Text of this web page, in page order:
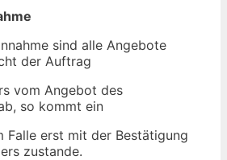
sind alle Angebote
der Auftrag
vom Angebot des
so kommt ein
Falle erst mit der Bestätigung
zustande.